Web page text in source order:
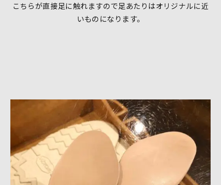
こちらが直接足に触れますので足あたりはオリジナルに近
いものになります。